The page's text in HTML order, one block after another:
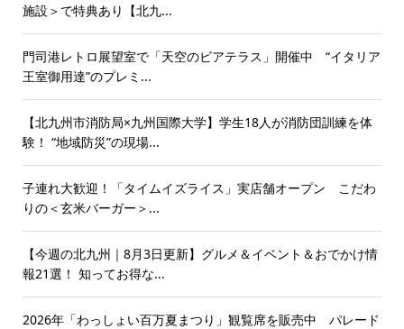
施設＞で特典あり【北九...
門司港レトロ展望室で「天空のビアテラス」開催中 “イタリア
王室御用達”のプレミ...
【北九州市消防局×九州国際大学】学生18人が消防団訓練を体
験！ “地域防災”の現場...
子連れ大歓迎！「タイムイズライス」実店舗オープン こだわ
りの＜玄米バーガー＞...
【今週の北九州｜8月3日更新】グルメ＆イベント＆おでかけ情
報21選！ 知ってお得な...
2026年「わっしょい百万夏まつり」観覧席を販売中 パレード